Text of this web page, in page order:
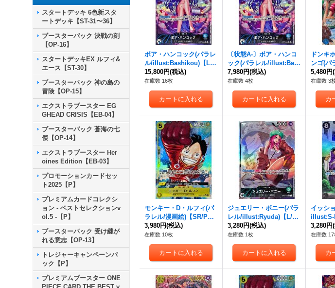
スタートデッキ 6色新スタ
ートデッキ【ST-31〜36】
ブースターパック 決戦の刻
【OP-16】
スタートデッキEX ルフィ&
エース【ST-30】
ブースターパック 神の島の
冒険【OP-15】
エクストラブースター EG
GHEAD CRISIS【EB-04】
ブースターパック 蒼海の七
傑【OP-14】
エクストラブースター Her
oines Edition【EB-03】
プロモーションカードセッ
ト2025【P】
プレミアムカードコレクシ
ョン - ベストセレクションv
ol.5 -【P】
ブースターパック 受け継が
れる意志【OP-13】
トレジャーキャンペーンパ
ック【P】
プレミアムブースター ONE
ボア・ハンコック(パラレ
ル/illust:Bashikou)【L/
P】{OP07-038}
15,800円(税込)
在庫数 16枚
〔状態A-〕ボア・ハンコ
ック(パラレル/illust:Bas
hikou)【L/P】{OP07-03
8}
7,980円(税込)
在庫数 4枚
ドンキ
ンゴ(パ
atsuya)
5,480円
在庫数 3
モンキー・D・ルフィ(パ
ラレル/漫画絵)【SR/P】
{OP07-109}
3,980円(税込)
在庫数 10枚
ジュエリー・ボニー(パラ
レル/illust:Ryuda)【L/
P】{OP07-019}
3,280円(税込)
在庫数 1枚
イッシ
illust:S-
{OP03-
3,280円
在庫数 17